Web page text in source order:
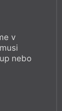
v
nebo